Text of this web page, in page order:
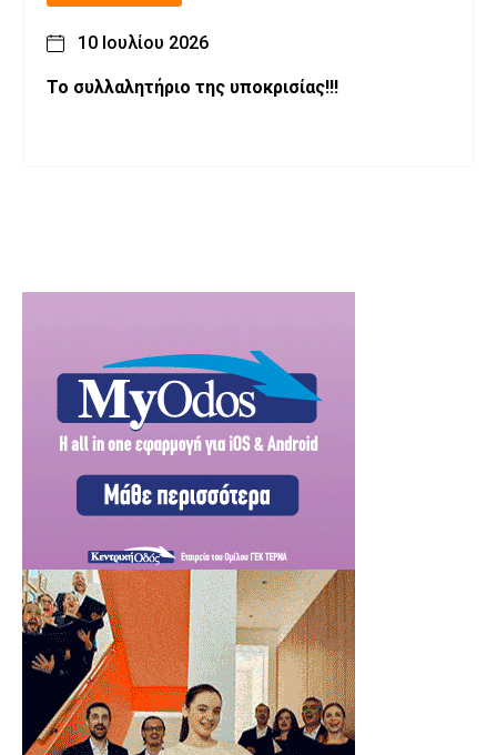
10 Ιουλίου 2026
Το συλλαλητήριο της υποκρισίας!!!